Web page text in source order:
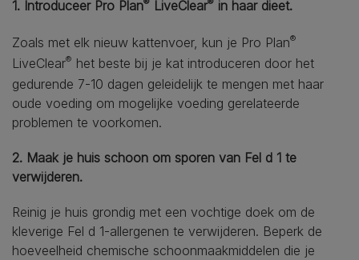
1. Introduceer Pro Plan LiveClear in haar dieet.
Zoals met elk nieuw kattenvoer, kun je Pro Plan®
LiveClear® het beste bij je kat introduceren door het
gedurende 7-10 dagen geleidelijk te mengen met haar
oude voeding om mogelijke voeding gerelateerde
problemen te voorkomen.
2. Maak je huis schoon om sporen van Fel d 1 te
verwijderen.
Reinig je huis grondig met een vochtige doek om de
kleverige Fel d 1-allergenen te verwijderen. Beperk de
hoeveelheid chemische schoonmaakmiddelen die je